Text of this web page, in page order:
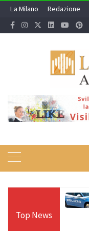
Skip
content
La Milano Redazione
Top News
ore sulle Alpi:
Cervino e